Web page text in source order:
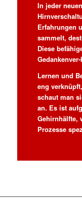
In jeder
Erfahrungen
sammelt,
Diese
Lernen und
eng
schaut man
an. Es ist
Gehirnhälfte,
Prozesse